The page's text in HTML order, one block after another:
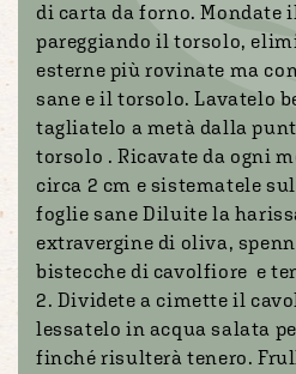
di carta da forno. Mondate
pareggiando il torsolo,
esterne più rovinate ma
sane e il torsolo. Lavatelo
tagliatelo a metà dalla
torsolo . Ricavate da ogni
circa 2 cm e sistematele
foglie sane Diluite la
extravergine di oliva,
bistecche di cavolfiore e
2. Dividete a cimette il
lessatelo in acqua salata
finché risulterà tenero.